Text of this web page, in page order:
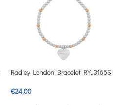
Radley London Bracelet RYJ3165S
€24.00